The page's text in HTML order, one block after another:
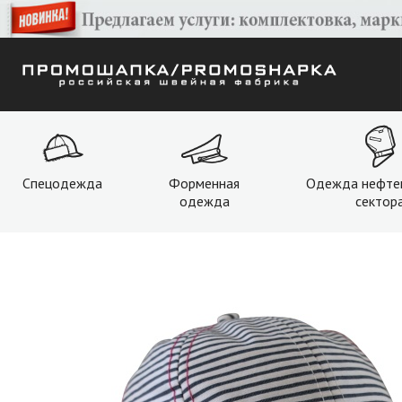
Спецодежда
Форменная
одежда
Одежда